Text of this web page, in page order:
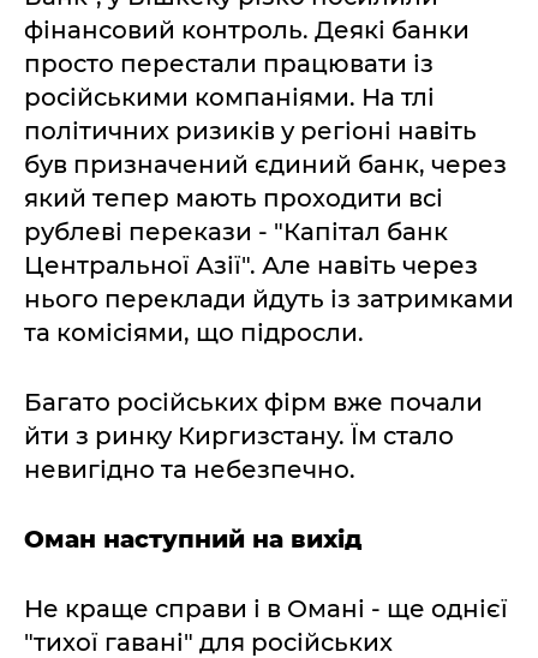
фінансовий контроль. Деякі банки
просто перестали працювати із
російськими компаніями. На тлі
політичних ризиків у регіоні навіть
був призначений єдиний банк, через
який тепер мають проходити всі
рублеві перекази - "Капітал банк
Центральної Азії". Але навіть через
нього переклади йдуть із затримками
та комісіями, що підросли.
Багато російських фірм вже почали
йти з ринку Киргизстану. Їм стало
невигідно та небезпечно.
Оман наступний на вихід
Не краще справи і в Омані - ще однієї
"тихої гавані" для російських